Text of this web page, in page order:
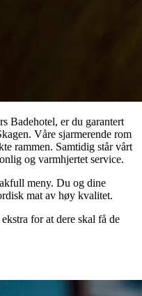
Badehotel, er du garantert
Våre sjarmerende rom
rammen. Samtidig står vårt
og varmhjertet service.
meny. Du og dine
mat av høy kvalitet.
for at dere skal få de